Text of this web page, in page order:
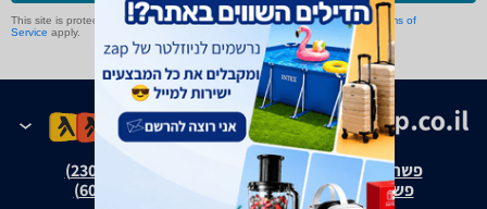
This site is protected by reCAPTCHA and the GooglePrivacy Policyand Terms of
Service apply.
פשרה בת"צ אבנצ'יק נ' זאפ גרופ (ת"צ 23008-08-20)
פשרה בת"צ כהנים נ' זאפ גרופ (ת"צ 60371-12-19)